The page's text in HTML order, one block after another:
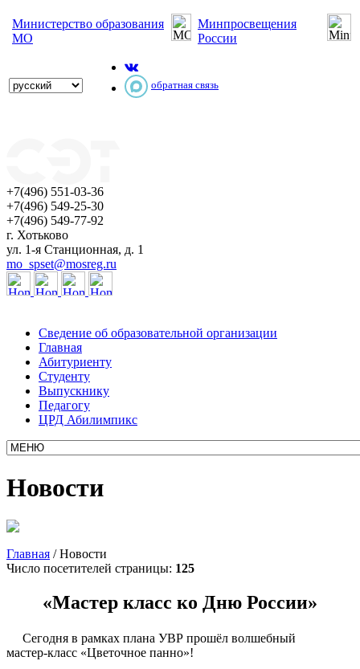
Министерство образования
МО
Минпросвещения
России
обратная связь
+7(496) 551-03-36
+7(496) 549-25-30
+7(496) 549-77-92
г. Хотьково
ул. 1-я Станционная, д. 1
mo_spset@mosreg.ru
Сведение об образовательной организации
Главная
Абитуриенту
Студенту
Выпускнику
Педагогу
ЦРД Абилимпикс
Новости
Главная /Новости
Число посетителей страницы: 125
«Мастер класс ко Дню России»
Сегодня в рамках плана УВР прошёл волшебный
мастер‑класс «Цветочное панно»!